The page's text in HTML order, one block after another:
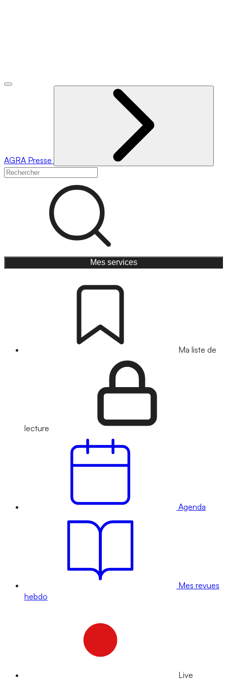
AGRA Presse
Mes services
Ma liste de
lecture
Agenda
Mes revues
hebdo
Live